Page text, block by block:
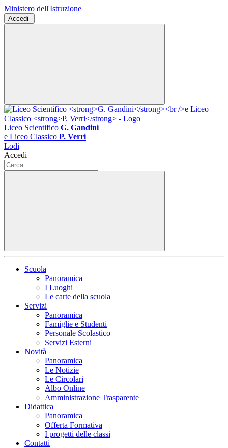
Ministero dell'Istruzione
Accedi
Liceo Scientifico G. Gandini
e Liceo Classico P. Verri
Lodi
Accedi
Scuola
Panoramica
I Luoghi
Le carte della scuola
Servizi
Panoramica
Famiglie e Studenti
Personale Scolastico
Servizi Esterni
Novità
Panoramica
Le Notizie
Le Circolari
Albo Online
Amministrazione Trasparente
Didattica
Panoramica
Offerta Formativa
I progetti delle classi
Contatti